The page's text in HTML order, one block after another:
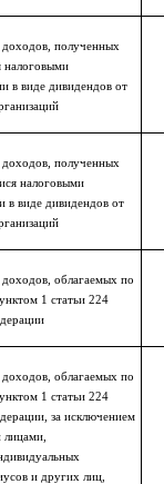
полученных
налоговыми
в виде дивидендов от
полученных
налоговыми
в виде дивидендов от
облагаемых по
1 статьи 224
облагаемых по
1 статьи 224
за исключением
и других лиц,